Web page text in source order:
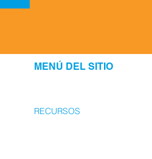
MENÚ DEL SITIO
RECURSOS